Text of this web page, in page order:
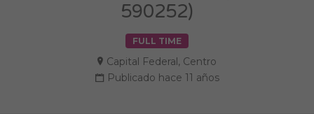
590252)
FULL TIME
Capital Federal, Centro
Publicado hace 11 años